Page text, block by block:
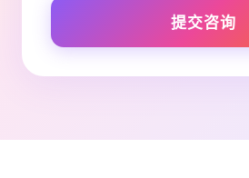
提交咨询